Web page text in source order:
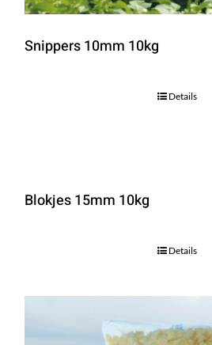
Snippers 10mm 10kg
Details
Blokjes 15mm 10kg
Details